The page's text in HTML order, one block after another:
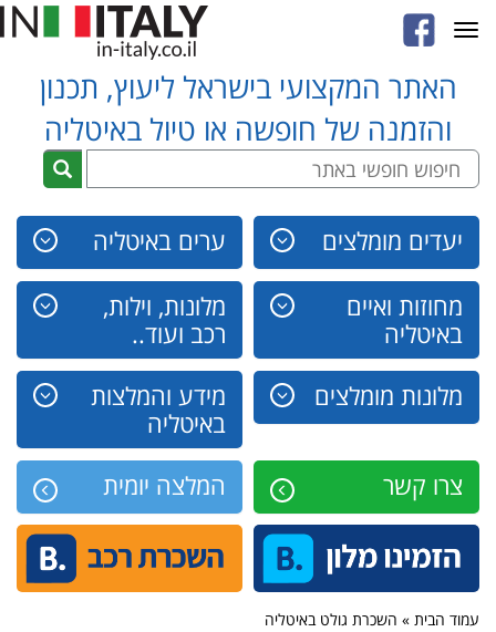
האתר המקצועי בישראל ליעוץ, תכנון
והזמנה של חופשה או טיול באיטליה
יעדים מומלצים ערים באיטליה
מחוזות ואיים
באיטליה
מלונות, וילות,
רכב ועוד..
מלונות מומלצים
מידע והמלצות
באיטליה
צרו קשר
המלצה יומית
Toggle
navigation
עמוד הבית » השכרת גולט באיטליה